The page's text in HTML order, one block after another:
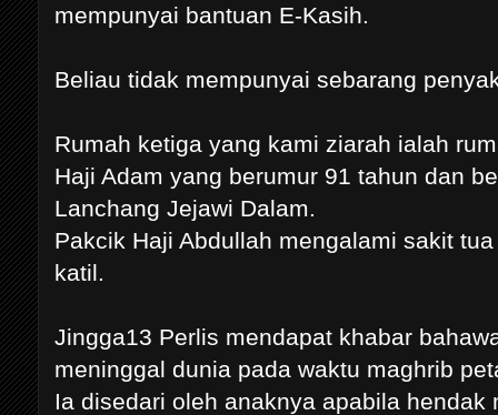
mempunyai bantuan E-Kasih.
Beliau tidak mempunyai sebarang
Rumah ketiga yang kami ziarah ialah
Haji Adam yang berumur 91 tahun dan
Lanchang Jejawi Dalam.
Pakcik Haji Abdullah mengalami sakit
katil.
Jingga13 Perlis mendapat khabar
meninggal dunia pada waktu maghrib
Ia disedari oleh anaknya apabila hendak